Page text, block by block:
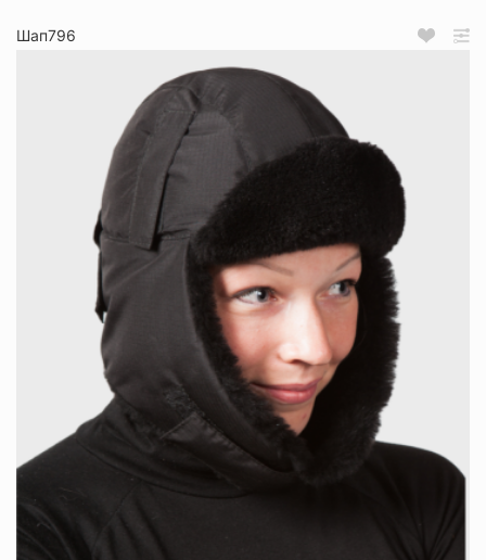
Шап796